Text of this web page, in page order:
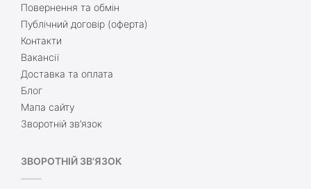
Повернення та обмін
Публічний договір (оферта)
Контакти
Вакансії
Доставка та оплата
Блог
Мапа сайту
Зворотній зв’язок
ЗВОРОТНІЙ ЗВ'ЯЗОК